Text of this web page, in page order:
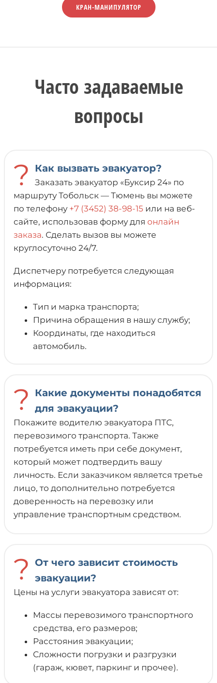
КРАН-МАНИПУЛЯТОР
Часто задаваемые
вопросы
? Как вызвать эвакуатор?
Заказать эвакуатор «Буксир 24» по
маршруту Тобольск — Тюмень вы можете
по телефону +7 (3452) 38-98-15 или на веб-
сайте, использовав форму для онлайн
заказа. Сделать вызов вы можете
круглосуточно 24/7.
Диспетчеру потребуется следующая
информация:
Тип и марка транспорта;
Причина обращения в нашу службу;
Координаты, где находиться
автомобиль.
?
Какие документы понадобятся
для эвакуации?
Покажите водителю эвакуатора ПТС,
перевозимого транспорта. Также
потребуется иметь при себе документ,
который может подтвердить вашу
личность. Если заказчиком является третье
лицо, то дополнительно потребуется
доверенность на перевозку или
управление транспортным средством.
? От чего зависит стоимость
эвакуации?
Цены на услуги эвакуатора зависят от:
Массы перевозимого транспортного
средства, его размеров;
Расстояния эвакуации;
Сложности погрузки и разгрузки
(гараж, кювет, паркинг и прочее).